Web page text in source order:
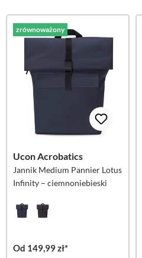
zrównoważony
Ucon Acrobatics
Jannik Medium Pannier Lotus
Infinity – ciemnoniebieski
Od 149,99 zł*